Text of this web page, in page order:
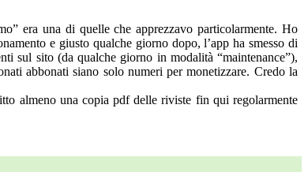
era una di quelle che apprezzavo particolarmente. Ho
e giusto qualche giorno dopo, l’app ha smesso di
sul sito (da qualche giorno in modalità “maintenance”),
abbonati siano solo numeri per monetizzare. Credo la
almeno una copia pdf delle riviste fin qui regolarmente